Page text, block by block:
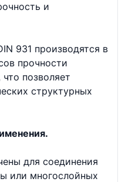
и
931 производятся в
прочности
позволяет
структурных
для соединения
или многослойных